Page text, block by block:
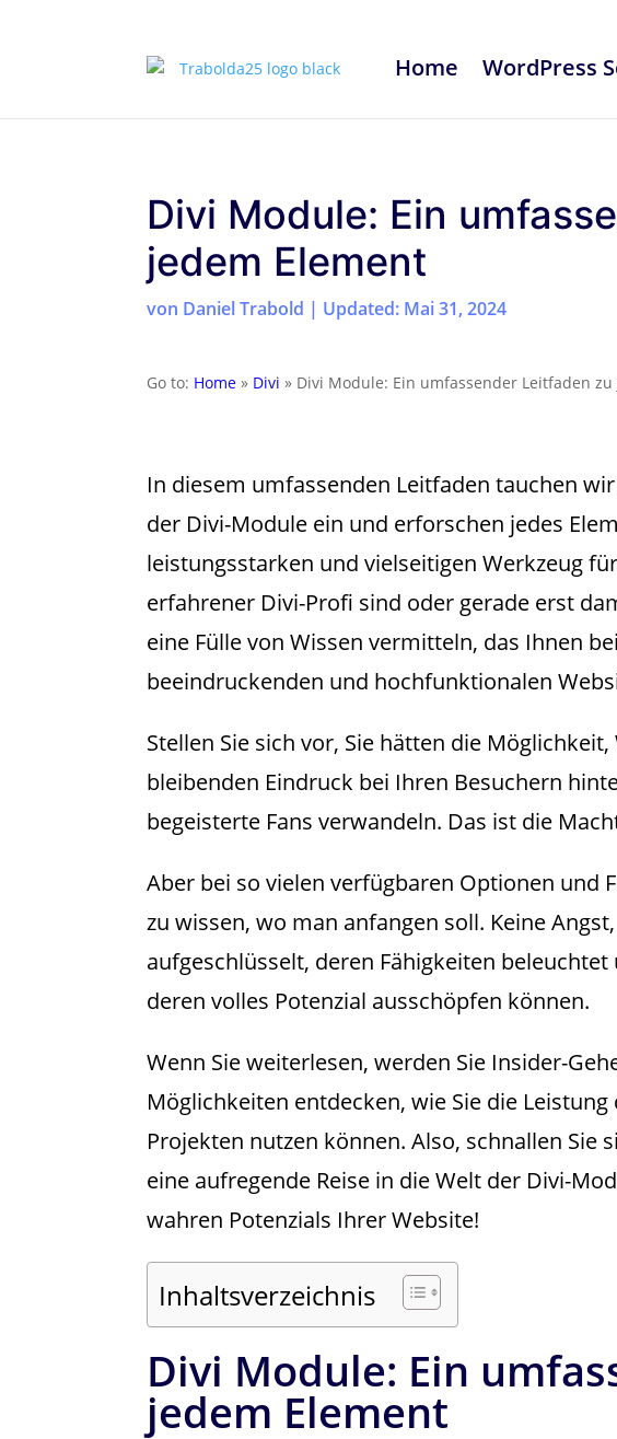
Home WordPress
Divi Module: Ein
jedem Element
von Daniel Trabold | Updated: Mai 31, 2024
Go to: Home » Divi » Divi Module: Ein umfassender Leitfaden
In diesem umfassenden Leitfaden tauchen
der Divi-Module ein und erforschen jedes
leistungsstarken und vielseitigen Werkzeug
erfahrener Divi-Profi sind oder gerade erst
eine Fülle von Wissen vermitteln, das Ihnen
beeindruckenden und hochfunktionalen
Stellen Sie sich vor, Sie hätten die
bleibenden Eindruck bei Ihren Besuchern
begeisterte Fans verwandeln. Das ist die
Aber bei so vielen verfügbaren Optionen und
zu wissen, wo man anfangen soll. Keine
aufgeschlüsselt, deren Fähigkeiten
deren volles Potenzial ausschöpfen können.
Wenn Sie weiterlesen, werden Sie Insider-
Möglichkeiten entdecken, wie Sie die
Projekten nutzen können. Also, schnallen Sie
eine aufregende Reise in die Welt der Divi-
wahren Potenzials Ihrer Website!
Inhaltsverzeichnis
Divi Module: Ein
jedem Element